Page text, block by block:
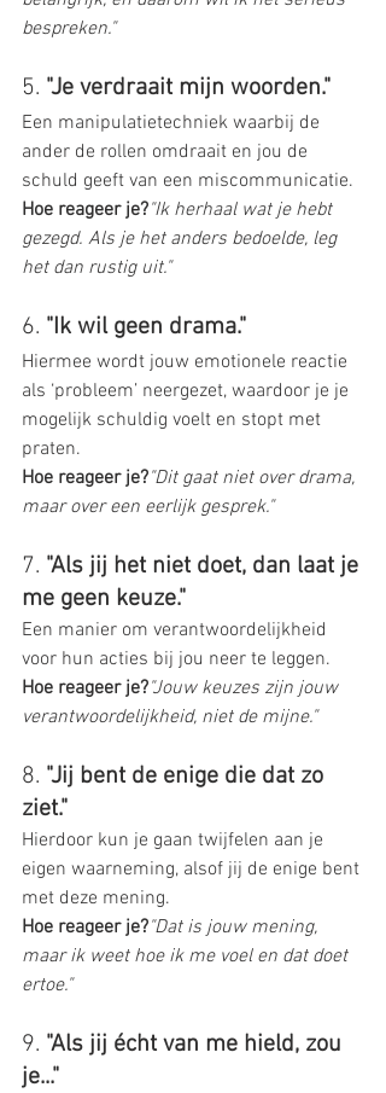
bespreken."
5. "Je verdraait mijn woorden."
Een manipulatietechniek waarbij de
ander de rollen omdraait en jou de
schuld geeft van een miscommunicatie.
Hoe reageer je?"Ik herhaal wat je hebt
gezegd. Als je het anders bedoelde, leg
het dan rustig uit."
6. "Ik wil geen drama."
Hiermee wordt jouw emotionele reactie
als ‘probleem’ neergezet, waardoor je je
mogelijk schuldig voelt en stopt met
praten.
Hoe reageer je?"Dit gaat niet over drama,
maar over een eerlijk gesprek."
7. "Als jij het niet doet, dan laat je
me geen keuze."
Een manier om verantwoordelijkheid
voor hun acties bij jou neer te leggen.
Hoe reageer je?"Jouw keuzes zijn jouw
verantwoordelijkheid, niet de mijne."
8. "Jij bent de enige die dat zo
ziet."
Hierdoor kun je gaan twijfelen aan je
eigen waarneming, alsof jij de enige bent
met deze mening.
Hoe reageer je?"Dat is jouw mening,
maar ik weet hoe ik me voel en dat doet
ertoe."
9. "Als jij écht van me hield, zou
je..."